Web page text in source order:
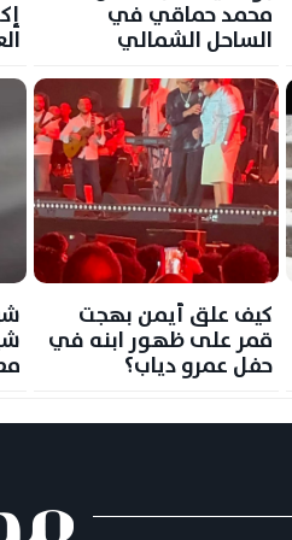
محمد حماقي في
الساحل الشمالي
كيف علق أيمن بهجت
قمر على ظهور ابنه في
حفل عمرو دياب؟